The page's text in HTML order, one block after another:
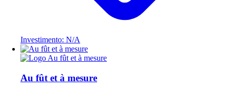
Investimento: N/A
Au fût et à mesure